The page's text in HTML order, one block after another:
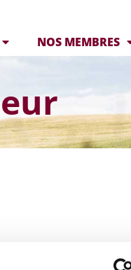
NOS MEMBRES